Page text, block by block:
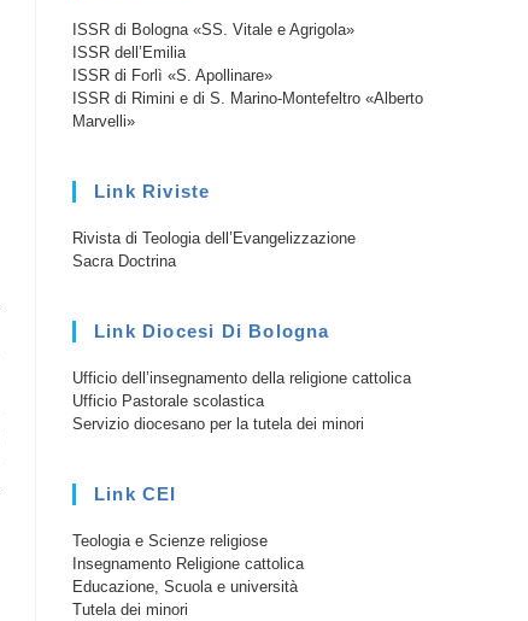
ISSR di Bologna «SS. Vitale e Agrigola»
ISSR dell’Emilia
ISSR di Forlì «S. Apollinare»
ISSR di Rimini e di S. Marino-Montefeltro «Alberto
Marvelli»
Link Riviste
Rivista di Teologia dell’Evangelizzazione
Sacra Doctrina
Link Diocesi Di Bologna
Ufficio dell’insegnamento della religione cattolica
Ufficio Pastorale scolastica
Servizio diocesano per la tutela dei minori
Link CEI
Teologia e Scienze religiose
Insegnamento Religione cattolica
Educazione, Scuola e università
Tutela dei minori